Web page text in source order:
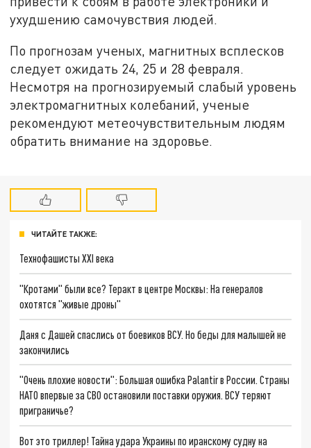
ухудшению самочувствия людей.
По прогнозам ученых, магнитных всплесков
следует ожидать 24, 25 и 28 февраля.
Несмотря на прогнозируемый слабый уровень
электромагнитных колебаний, ученые
рекомендуют метеочувствительным людям
обратить внимание на здоровье.
ЧИТАЙТЕ ТАКЖЕ:
Технофашисты XXI века
"Кротами" были все? Теракт в центре Москвы: На генералов
охотятся "живые дроны"
Даня с Дашей спаслись от боевиков ВСУ. Но беды для малышей не
закончились
"Очень плохие новости": Большая ошибка Palantir в России. Страны
НАТО впервые за СВО остановили поставки оружия. ВСУ теряют
приграничье?
Вот это триллер! Тайна удара Украины по иранскому судну на